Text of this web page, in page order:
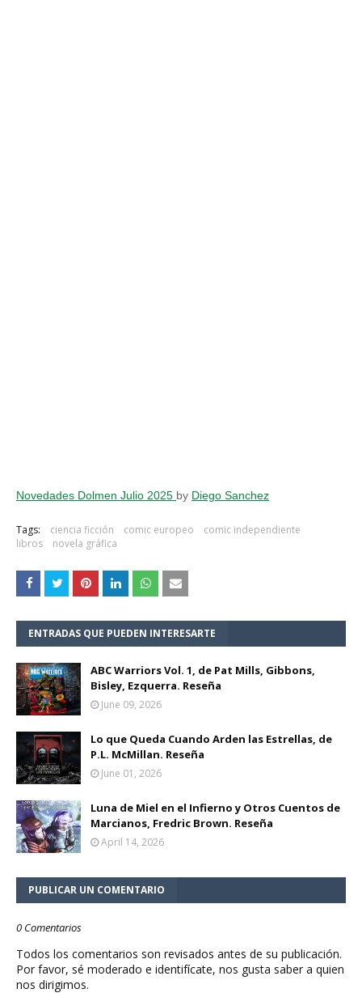
Novedades Dolmen Julio 2025 by Diego Sanchez
Tags: ciencia ficción comic europeo
comic independiente
libros
novela gráfica
ENTRADAS QUE PUEDEN INTERESARTE
ABC Warriors Vol. 1, de Pat Mills, Gibbons,
Bisley, Ezquerra. Reseña
June 09, 2026
Lo que Queda Cuando Arden las Estrellas, de
P.L. McMillan. Reseña
June 01, 2026
Luna de Miel en el Infierno y Otros Cuentos de
Marcianos, Fredric Brown. Reseña
April 14, 2026
PUBLICAR UN COMENTARIO
0 Comentarios
Todos los comentarios son revisados antes de su publicación.
Por favor, sé moderado e identifícate, nos gusta saber a quien
nos dirigimos.